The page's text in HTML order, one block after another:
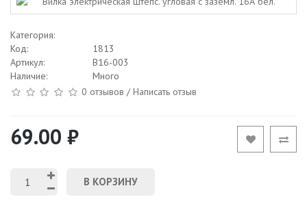
Категория:
Код:
1813
Артикул:
В16-003
Наличие:
Много
0 отзывов /Написать отзыв
69.00 ₽
В КОРЗИНУ